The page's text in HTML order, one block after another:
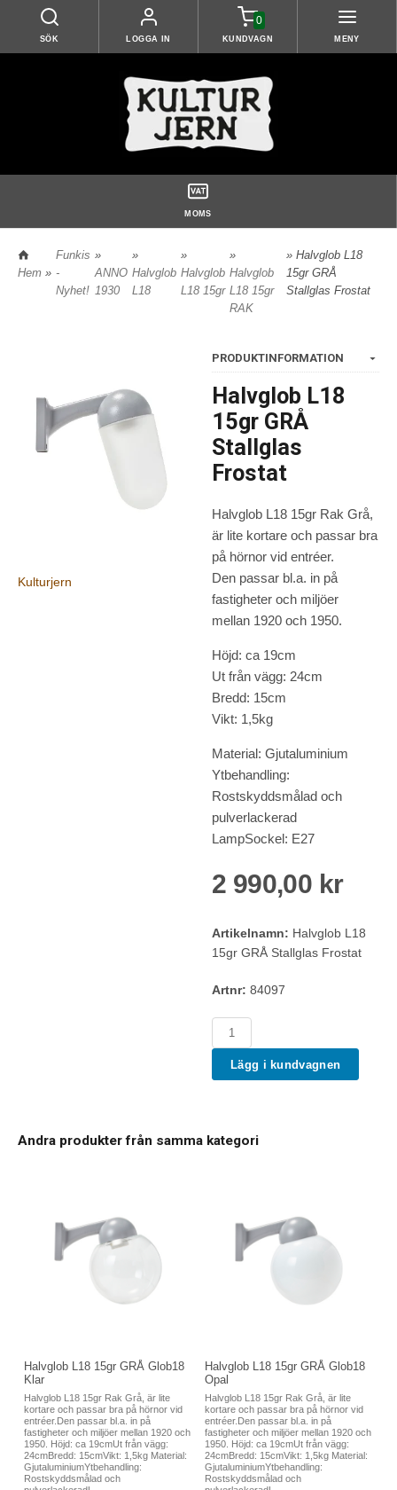
SÖK LOGGA IN
0
KUNDVAGN MENY
MOMS
Hem »
Funkis
-
Nyhet!
»
ANNO
1930
»
Halvglob
L18
»
Halvglob
L18 15gr
»
Halvglob
L18 15gr
RAK
» Halvglob L18
15gr GRÅ
Stallglas Frostat
Kulturjern
PRODUKTINFORMATION
Halvglob L18
15gr GRÅ
Stallglas
Frostat
Halvglob L18 15gr Rak Grå,
är lite kortare och passar bra
på hörnor vid entréer.
Den passar bl.a. in på
fastigheter och miljöer
mellan 1920 och 1950.
Höjd: ca 19cm
Ut från vägg: 24cm
Bredd: 15cm
Vikt: 1,5kg
Material: Gjutaluminium
Ytbehandling:
Rostskyddsmålad och
pulverlackerad
LampSockel: E27
2 990,00 kr
Artikelnamn: Halvglob L18
15gr GRÅ Stallglas Frostat
Artnr: 84097
Lägg i kundvagnen
Andra produkter från samma kategori
Halvglob L18 15gr GRÅ Glob18
Klar
Halvglob L18 15gr Rak Grå, är lite
kortare och passar bra på hörnor vid
entréer.Den passar bl.a. in på
fastigheter och miljöer mellan 1920 och
1950. Höjd: ca 19cmUt från vägg:
24cmBredd: 15cmVikt: 1,5kg Material:
GjutaluminiumYtbehandling:
Rostskyddsmålad och
Halvglob L18 15gr GRÅ Glob18
Opal
Halvglob L18 15gr Rak Grå, är lite
kortare och passar bra på hörnor vid
entréer.Den passar bl.a. in på
fastigheter och miljöer mellan 1920 och
1950. Höjd: ca 19cmUt från vägg:
24cmBredd: 15cmVikt: 1,5kg Material:
GjutaluminiumYtbehandling:
Rostskyddsmålad och